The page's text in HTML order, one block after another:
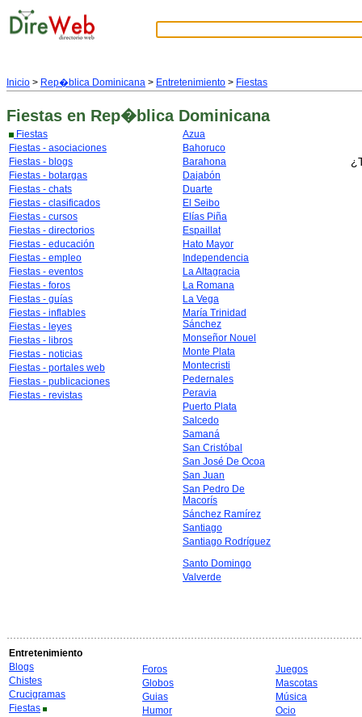
Inicio > Rep�blica Dominicana > Entretenimiento > Fiestas
Fiestas en Rep�blica Dominicana
Fiestas
Fiestas - asociaciones
Fiestas - blogs
Fiestas - botargas
Fiestas - chats
Fiestas - clasificados
Fiestas - cursos
Fiestas - directorios
Fiestas - educación
Fiestas - empleo
Fiestas - eventos
Fiestas - foros
Fiestas - guías
Fiestas - inflables
Fiestas - leyes
Fiestas - libros
Fiestas - noticias
Fiestas - portales web
Fiestas - publicaciones
Fiestas - revistas
Azua
Bahoruco
Barahona
Dajabón
Duarte
El Seibo
Elías Piña
Espaillat
Hato Mayor
Independencia
La Altagracia
La Romana
La Vega
María Trinidad
Sánchez
Monseñor Nouel
Monte Plata
Montecristi
Pedernales
Peravia
Puerto Plata
Salcedo
Samaná
San Cristóbal
San José De Ocoa
San Juan
San Pedro De
Macorís
Sánchez Ramírez
Santiago
Santiago Rodríguez
Santo Domingo
Valverde
Entretenimiento
Blogs
Chistes
Crucigramas
Fiestas
Foros
Globos
Guias
Humor
Juegos
Mascotas
Música
Ocio